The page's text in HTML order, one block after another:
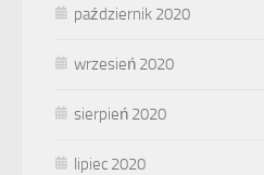
październik 2020
wrzesień 2020
sierpień 2020
lipiec 2020